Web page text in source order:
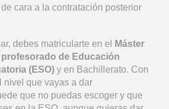
cara a la contratación posterior
debes matricularte en el
Máster
de Educación
(ESO) y en Bachillerato. Con
nivel que vayas a dar
que no puedas escoger y que